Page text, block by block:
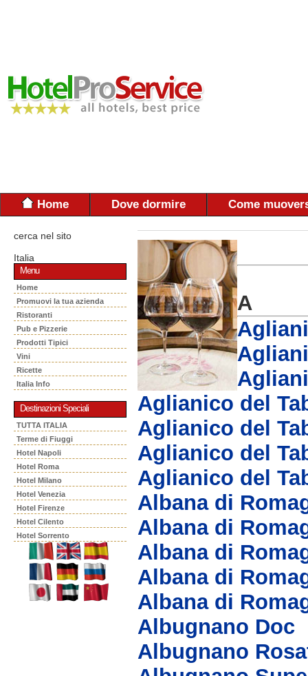
Home Dove dormire Come
cerca nel sito
Italia
Menu
Home
Promuovi la tua azienda
Ristoranti
Pub e Pizzerie
Prodotti Tipici
Vini
Ricette
Italia Info
Destinazioni Speciali
TUTTA ITALIA
Terme di Fiuggi
Hotel Napoli
Hotel Roma
Hotel Milano
Hotel Venezia
Hotel Firenze
Hotel Cilento
Hotel Sorrento
A
Aglianico del
Aglianico del
Aglianico del
Aglianico del
Albana di
Albana di
Albana di
Albana di
Albana di
Albugnano Doc
Albugnano